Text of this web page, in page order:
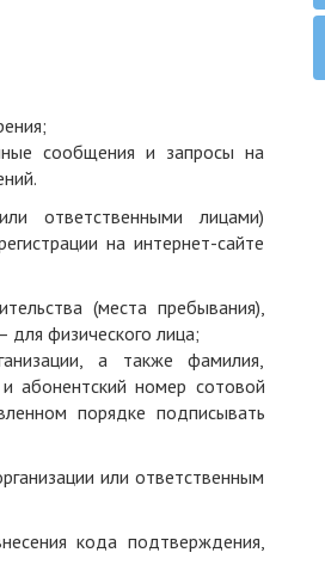
сообщения и запросы на
ответственными лицами)
на интернет-сайте
(места пребывания),
для физического лица;
а также фамилия,
абонентский номер сотовой
порядке подписывать
или ответственным
кода подтверждения,